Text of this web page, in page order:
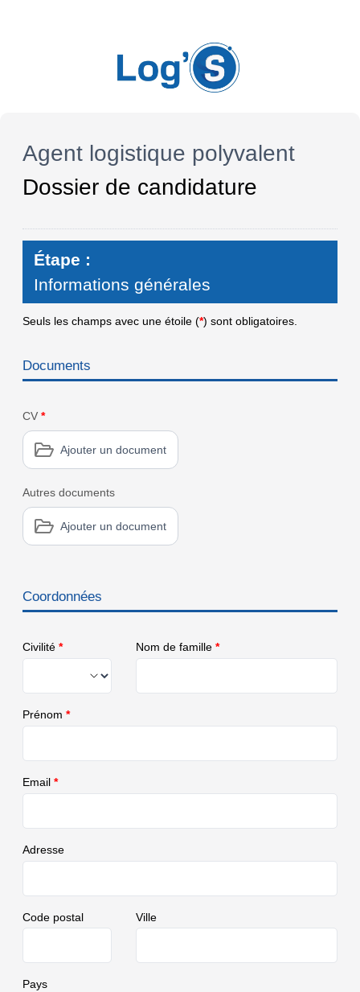
Agent logistique polyvalent
Dossier de candidature
Étape :
Informations générales
Seuls les champs avec une étoile (*) sont obligatoires.
Documents
CV *
Ajouter un document
Autres documents
Ajouter un document
Coordonnées
Civilité * Nom de famille *
Prénom *
Email *
Adresse
Code postal Ville
Pays